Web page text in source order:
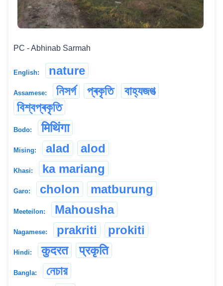
PC - Abhinab Sarmah
English: nature
Assamese: নিসৰ্গ প্ৰকৃতি
বাহ্যজগত্‍
বিশ্বপ্ৰকৃতি
Bodo: मिथिंगा
Mising: alad alod
Khasi: ka mariang
Garo: cholon matburung
Meeteilon: Mahousha
Nagamese: prakriti prokiti
Hindi: कुदरत प्रकृति
Bangla:
নেচার